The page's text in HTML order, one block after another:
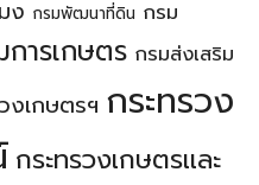
ง กรมพัฒนาที่ดิน กรม
ารเกษตร กรมส่งเสริม
งเกษตรฯ กระทรวง
กระทรวงเกษตรเเละ